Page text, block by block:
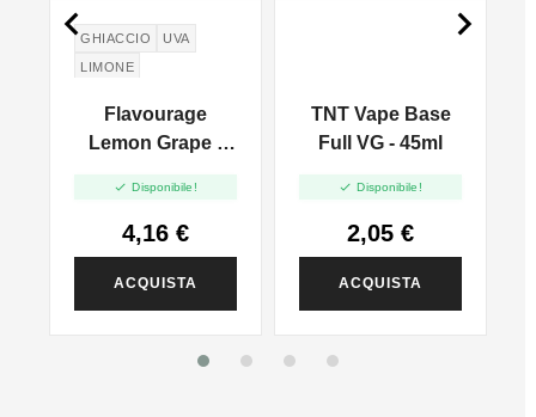
GHIACCIO
UVA
LIMONE
Flavourage
Lemon Grape -
 Disponibile!
4,16 €
ACQUISTA
TNT Vape Base
Full VG - 45ml
 Disponibile!
2,05 €
ACQUISTA
 